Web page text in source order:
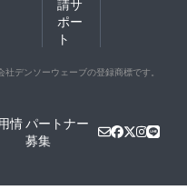
請サ
ポー
ト
社デンソーウェーブの登録商標です。
情パートナー
募集